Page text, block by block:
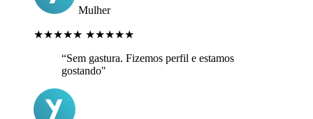
Mulher
★★★★★ ★★★★★
“Sem gastura. Fizemos perfil e estamos
gostando"